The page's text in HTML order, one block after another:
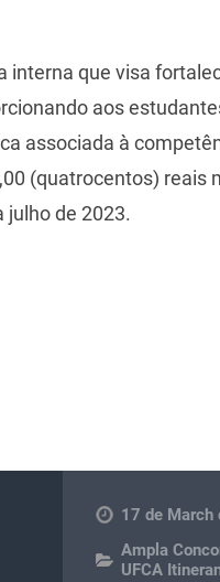
interna que visa
aos
associada à
(quatrocentos) reais
julho de 2023.
17 de March
Ampla
UFCA